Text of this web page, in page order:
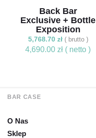
Back Bar
Exclusive + Bottle
Exposition
5,768.70 zł( brutto )
4,690.00 zł
BAR CASE
O Nas
Sklep